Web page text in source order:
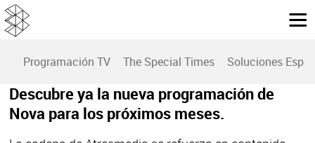
Programación TV The Special Times Soluciones
Descubre ya la nueva programación de
Nova para los próximos meses.